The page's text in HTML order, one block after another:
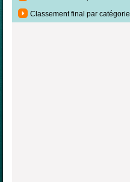
Classement final par catégorie